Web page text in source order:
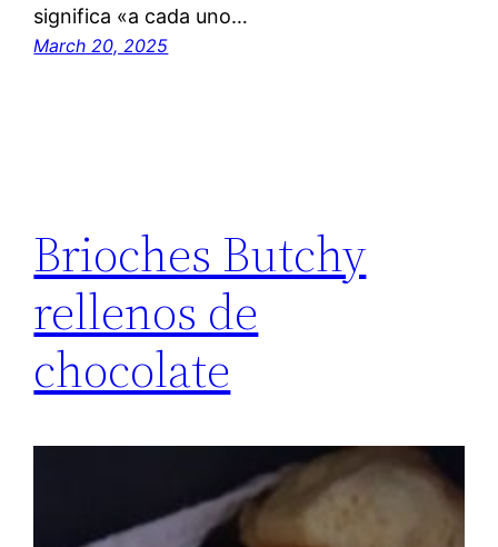
significa «a cada uno…
March 20, 2025
Brioches Butchy
rellenos de
chocolate